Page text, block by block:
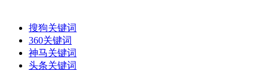
搜狗关键词
360关键词
神马关键词
头条关键词